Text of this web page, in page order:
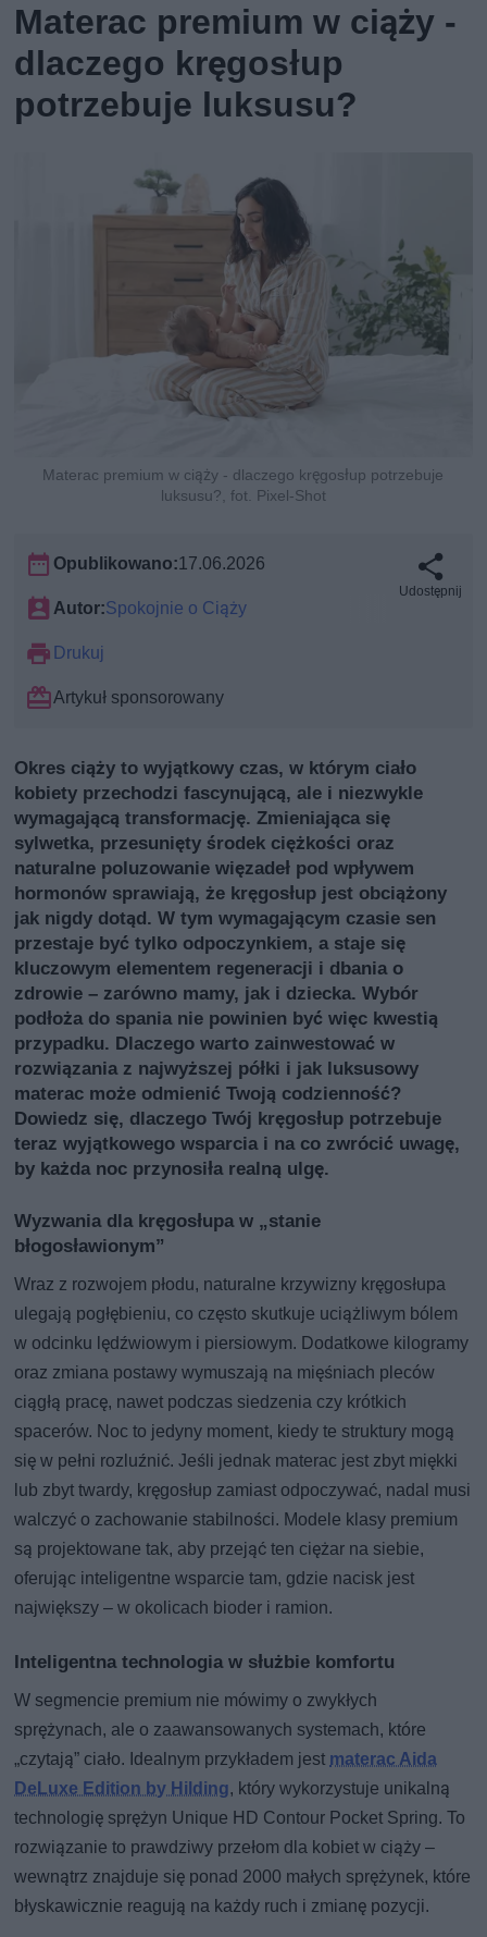
Materac premium w ciąży -
dlaczego kręgosłup
potrzebuje luksusu?
Materac premium w ciąży - dlaczego kręgosłup potrzebuje
luksusu?, fot. Pixel-Shot
Opublikowano:17.06.2026
Autor:Spokojnie o Ciąży
Drukuj
Artykuł sponsorowany
Udostępnij
Okres ciąży to wyjątkowy czas, w którym ciało
kobiety przechodzi fascynującą, ale i niezwykle
wymagającą transformację. Zmieniająca się
sylwetka, przesunięty środek ciężkości oraz
naturalne poluzowanie więzadeł pod wpływem
hormonów sprawiają, że kręgosłup jest obciążony
jak nigdy dotąd. W tym wymagającym czasie sen
przestaje być tylko odpoczynkiem, a staje się
kluczowym elementem regeneracji i dbania o
zdrowie – zarówno mamy, jak i dziecka. Wybór
podłoża do spania nie powinien być więc kwestią
przypadku. Dlaczego warto zainwestować w
rozwiązania z najwyższej półki i jak luksusowy
materac może odmienić Twoją codzienność?
Dowiedz się, dlaczego Twój kręgosłup potrzebuje
teraz wyjątkowego wsparcia i na co zwrócić uwagę,
by każda noc przynosiła realną ulgę.
Wyzwania dla kręgosłupa w „stanie
błogosławionym”
Wraz z rozwojem płodu, naturalne krzywizny kręgosłupa
ulegają pogłębieniu, co często skutkuje uciążliwym bólem
w odcinku lędźwiowym i piersiowym. Dodatkowe kilogramy
oraz zmiana postawy wymuszają na mięśniach pleców
ciągłą pracę, nawet podczas siedzenia czy krótkich
spacerów. Noc to jedyny moment, kiedy te struktury mogą
się w pełni rozluźnić. Jeśli jednak materac jest zbyt miękki
lub zbyt twardy, kręgosłup zamiast odpoczywać, nadal musi
walczyć o zachowanie stabilności. Modele klasy premium
są projektowane tak, aby przejąć ten ciężar na siebie,
oferując inteligentne wsparcie tam, gdzie nacisk jest
największy – w okolicach bioder i ramion.
Inteligentna technologia w służbie komfortu
W segmencie premium nie mówimy o zwykłych
sprężynach, ale o zaawansowanych systemach, które
„czytają” ciało. Idealnym przykładem jest materac Aida
DeLuxe Edition by Hilding, który wykorzystuje unikalną
technologię sprężyn Unique HD Contour Pocket Spring. To
rozwiązanie to prawdziwy przełom dla kobiet w ciąży –
wewnątrz znajduje się ponad 2000 małych sprężynek, które
błyskawicznie reagują na każdy ruch i zmianę pozycji.